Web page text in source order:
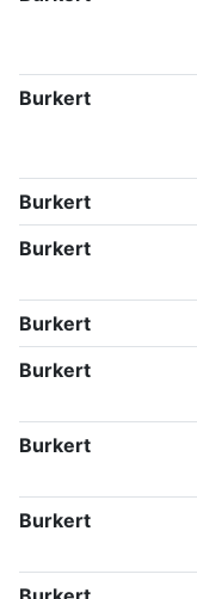
Burkert
Burkert
Burkert
Burkert
Burkert
Burkert
Burkert